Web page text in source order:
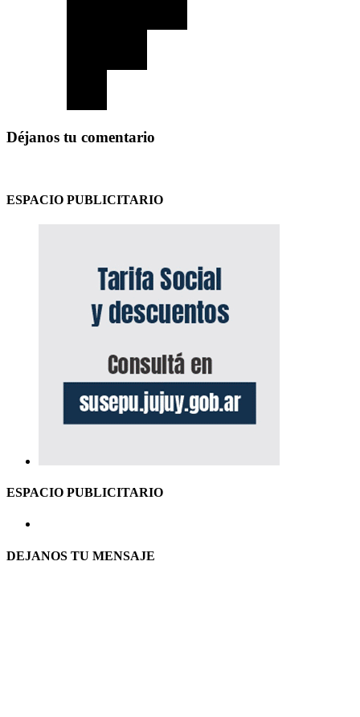
Déjanos tu comentario
ESPACIO PUBLICITARIO
ESPACIO PUBLICITARIO
DEJANOS TU MENSAJE